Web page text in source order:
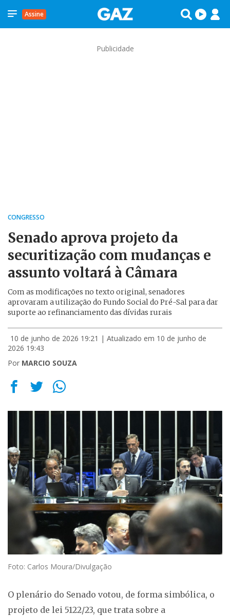
Assine
Publicidade
CONGRESSO
Senado aprova projeto da
securitização com mudanças e
assunto voltará à Câmara
Com as modificações no texto original, senadores
aprovaram a utilização do Fundo Social do Pré-Sal para dar
suporte ao refinanciamento das dívidas rurais
10 de junho de 2026 19:21 | Atualizado em 10 de junho de
2026 19:43
Por MARCIO SOUZA
Foto: Carlos Moura/Divulgação
O plenário do Senado votou, de forma simbólica, o
projeto de lei 5122/23, que trata sobre a